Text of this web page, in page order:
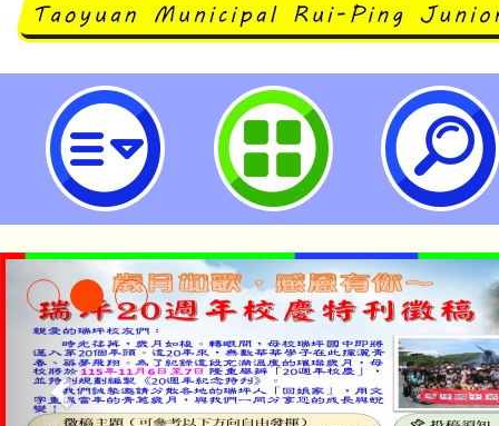
2026桃園閩南文化節「藝閣踩街
桃園市立瑞坪國民中學